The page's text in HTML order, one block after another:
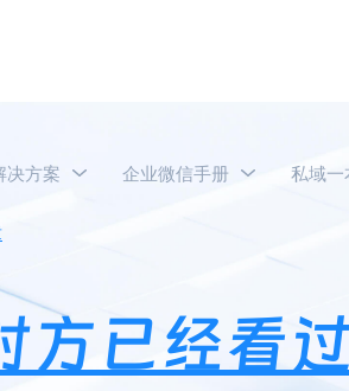
决方案 企业微信手册 私域一
企业微信怎么知道对方已经看过信息
方已经看